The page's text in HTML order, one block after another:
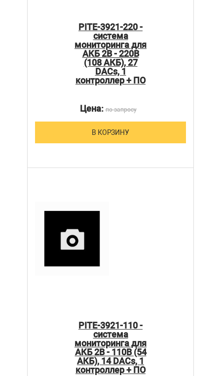
PITE-3921-220 -
система
мониторинга для
АКБ 2В - 220В
(108 АКБ), 27
DACs, 1
контроллер + ПО
Цена:по запросу
В КОРЗИНУ
PITE-3921-110 -
система
мониторинга для
АКБ 2В - 110В (54
АКБ), 14 DACs, 1
контроллер + ПО